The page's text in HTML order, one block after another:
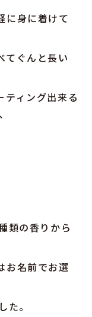
に身に着けて
てぐんと長い
ティング出来る
類の香りから
お名前でお選
。